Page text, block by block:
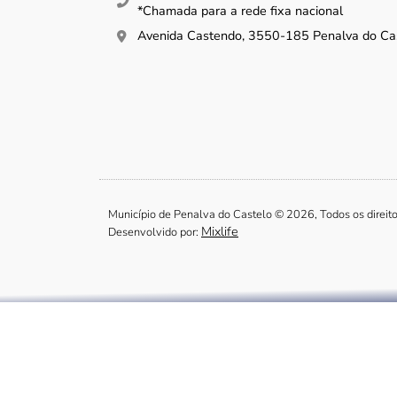
*Chamada para a rede fixa nacional
Avenida Castendo, 3550-185 Penalva do
Município de Penalva do Castelo © 2026, Todos os
Desenvolvido por: Mixlife